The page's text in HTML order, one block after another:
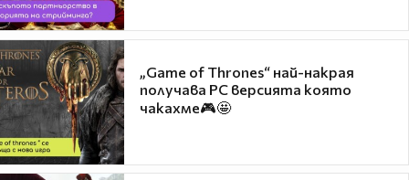
„Game of Thrones“ най-накрая
получава PC версията която
чакахме🎮🤩